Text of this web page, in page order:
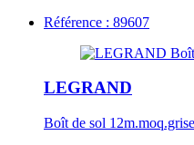
Référence : 89607
LEGRAND
Boît de sol 12m.moq.grise